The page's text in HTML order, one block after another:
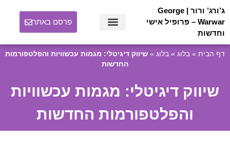
ג’ורג’ ורור | George
Warwar – פרופיל אישי
וחדשות
פרסם באתר
דף הבית » בלוג » בלוג » שיווק דיגיטלי: מגמות עכשוויות והפלטפורמות
החדשות
שיווק דיגיטלי: מגמות עכשוויות
והפלטפורמות החדשות